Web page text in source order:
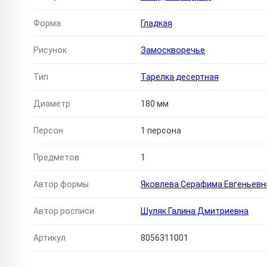
Форма Гладкая
Рисунок Замоскворечье
Тип Тарелка десертная
Диаметр 180 мм
Персон 1 персона
Предметов 1
Автор формы Яковлева Серафима
Автор росписи Шуляк Галина Дмитриевна
Артикул 8056311001